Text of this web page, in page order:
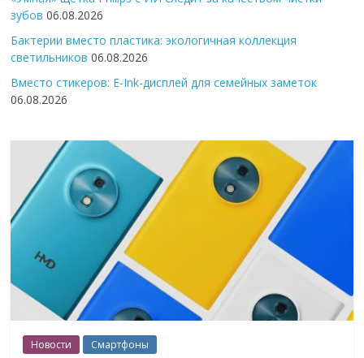
зубов 06.08.2026
Бактерии вместо пластика: экологичная коллекция
светильников 06.08.2026
Вместо стикеров: E-Ink-дисплей для семейных заметок
06.08.2026
Новости Смартфоны